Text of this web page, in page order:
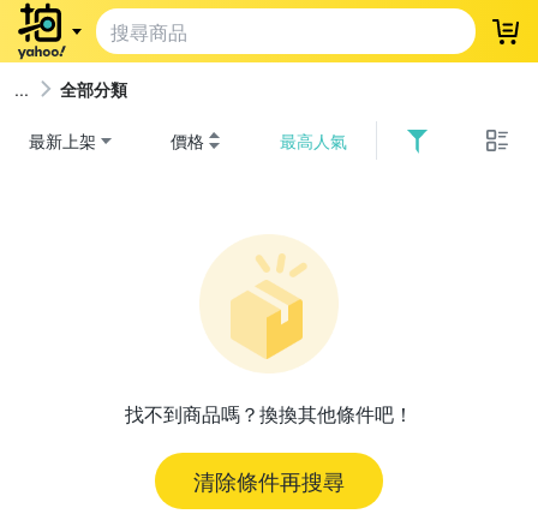
登
全部分類
最新上架 價格 最高人氣
找不到商品嗎？換換其他條件吧！
清除條件再搜尋